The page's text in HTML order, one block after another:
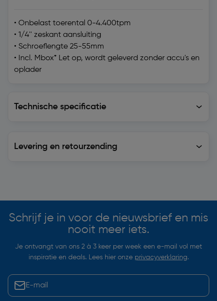
• Onbelast toerental 0-4.400tpm
• 1/4'' zeskant aansluiting
• Schroeflengte 25-55mm
• Incl. Mbox* Let op, wordt geleverd zonder accu's en
oplader
Technische specificatie
Levering en retourzending
Schrijf je in voor de nieuwsbrief en mis
nooit meer iets.
Je ontvangt van ons 2 à 3 keer per week een e-mail vol met
inspiratie en deals. Lees hier onze privacyverklaring.